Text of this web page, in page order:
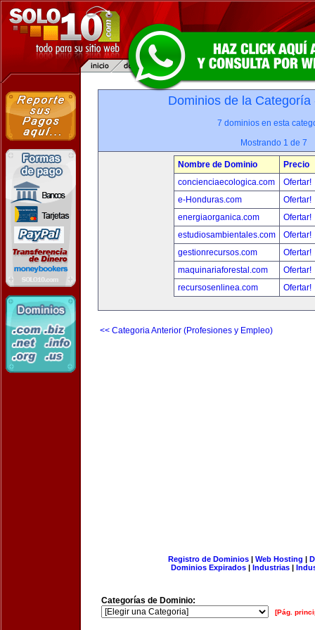
Dominios de la
7 dominios en esta
Mostrando 1 de 7
Nombre de Dominio
Precio
concienciaecologica.com
Ofertar!
e-Honduras.com
Ofertar!
energiaorganica.com
Ofertar!
estudiosambientales.com
Ofertar!
gestionrecursos.com
Ofertar!
maquinariaforestal.com
Ofertar!
recursosenlinea.com
Ofertar!
<< Categoria Anterior (Profesiones y Empleo)
Registro de Dominios| Web Hosting |
Dominios Expirados | Industrias |
Categorías de Dominio:
[Pág.